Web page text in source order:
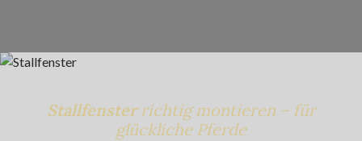
Stallfensterrichtig montieren – für
glückliche Pferde